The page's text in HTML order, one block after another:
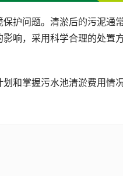
护问题。清淤后的污泥通
响，采用科学合理的处置
和掌握污水池清淤费用情